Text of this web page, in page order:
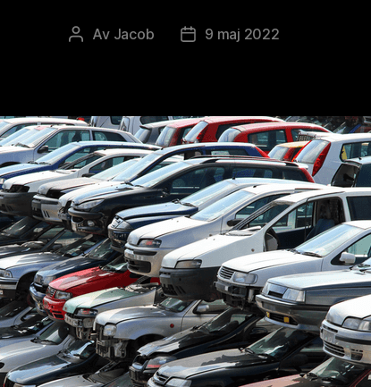
Inläggsförfattare
Av Jacob Inläggsdatum
9 maj 2022